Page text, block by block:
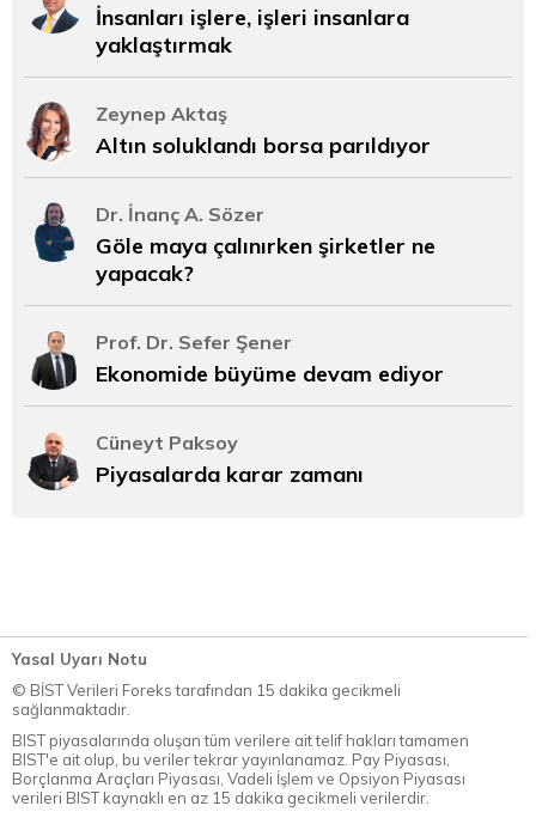
İnsanları işlere, işleri insanlara
yaklaştırmak
Zeynep Aktaş
Altın soluklandı borsa parıldıyor
Dr. İnanç A. Sözer
Göle maya çalınırken şirketler ne
yapacak?
Prof. Dr. Sefer Şener
Ekonomide büyüme devam ediyor
Cüneyt Paksoy
Piyasalarda karar zamanı
Yasal Uyarı Notu
© BİST Verileri Foreks tarafından 15 dakika gecikmeli
sağlanmaktadır.
BIST piyasalarında oluşan tüm verilere ait telif hakları tamamen
BIST'e ait olup, bu veriler tekrar yayınlanamaz. Pay Piyasası,
Borçlanma Araçları Piyasası, Vadeli İşlem ve Opsiyon Piyasası
verileri BIST kaynaklı en az 15 dakika gecikmeli verilerdir.